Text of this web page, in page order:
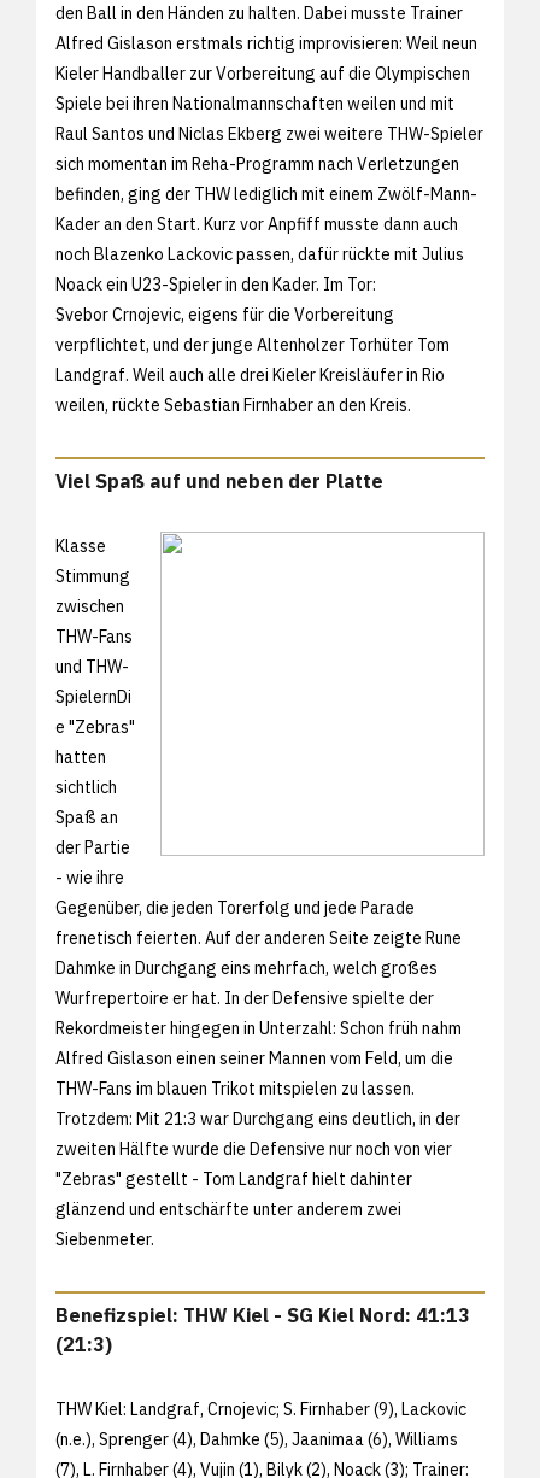
den Ball in den Händen zu halten. Dabei musste Trainer
Alfred Gislason erstmals richtig improvisieren: Weil neun
Kieler Handballer zur Vorbereitung auf die Olympischen
Spiele bei ihren Nationalmannschaften weilen und mit
Raul Santos und Niclas Ekberg zwei weitere THW-Spieler
sich momentan im Reha-Programm nach Verletzungen
befinden, ging der THW lediglich mit einem Zwölf-Mann-
Kader an den Start. Kurz vor Anpfiff musste dann auch
noch Blazenko Lackovic passen, dafür rückte mit Julius
Noack ein U23-Spieler in den Kader. Im Tor:
Svebor Crnojevic, eigens für die Vorbereitung
verpflichtet, und der junge Altenholzer Torhüter Tom
Landgraf. Weil auch alle drei Kieler Kreisläufer in Rio
weilen, rückte Sebastian Firnhaber an den Kreis.
Viel Spaß auf und neben der Platte
Klasse
Stimmung
zwischen
THW-Fans
und THW-
SpielernDi
e "Zebras"
hatten
sichtlich
Spaß an
der Partie
- wie ihre
Gegenüber, die jeden Torerfolg und jede Parade
frenetisch feierten. Auf der anderen Seite zeigte Rune
Dahmke in Durchgang eins mehrfach, welch großes
Wurfrepertoire er hat. In der Defensive spielte der
Rekordmeister hingegen in Unterzahl: Schon früh nahm
Alfred Gislason einen seiner Mannen vom Feld, um die
THW-Fans im blauen Trikot mitspielen zu lassen.
Trotzdem: Mit 21:3 war Durchgang eins deutlich, in der
zweiten Hälfte wurde die Defensive nur noch von vier
"Zebras" gestellt - Tom Landgraf hielt dahinter
glänzend und entschärfte unter anderem zwei
Siebenmeter.
Benefizspiel: THW Kiel - SG Kiel Nord: 41:13
(21:3)
THW Kiel: Landgraf, Crnojevic; S. Firnhaber (9), Lackovic
(n.e.), Sprenger (4), Dahmke (5), Jaanimaa (6), Williams
(7), L. Firnhaber (4), Vujin (1), Bilyk (2), Noack (3); Trainer: